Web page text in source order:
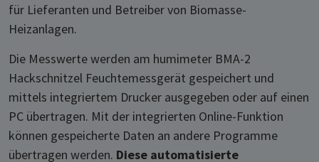
für Lieferanten und Betreiber von Biomasse-
Heizanlagen.
Die Messwerte werden am humimeter BMA-2
Hackschnitzel Feuchtemessgerät gespeichert und
mittels integriertem Drucker ausgegeben oder auf einen
PC übertragen. Mit der integrierten Online-Funktion
können gespeicherte Daten an andere Programme
übertragen werden. Diese automatisierte